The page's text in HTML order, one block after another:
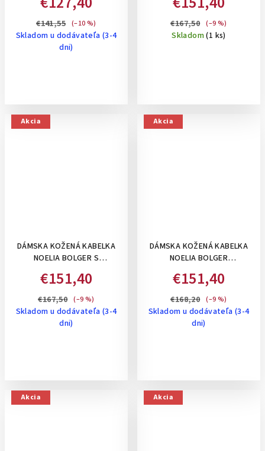
PRUHMI - KOŇAKOVÁ
€141,55 (–10 %)
Skladom u dodávateľa (3-4
dni)
VEĽKÁ- BORDOVÁ
€167,50 (–9 %)
Skladom(1 ks)
Akcia
DÁMSKA KOŽENÁ KABELKA
NOELIA BOLGER S
VEĽKÁ- TMAVO HNEDÁ
€151,40
€167,50 (–9 %)
Skladom u dodávateľa (3-4
dni)
Akcia
DÁMSKA KOŽENÁ KABELKA
NOELIA BOLGER
STREDNÁ - TMAVO HNEDÁ
€151,40
€168,20 (–9 %)
Skladom u dodávateľa (3-4
dni)
Akcia Akcia